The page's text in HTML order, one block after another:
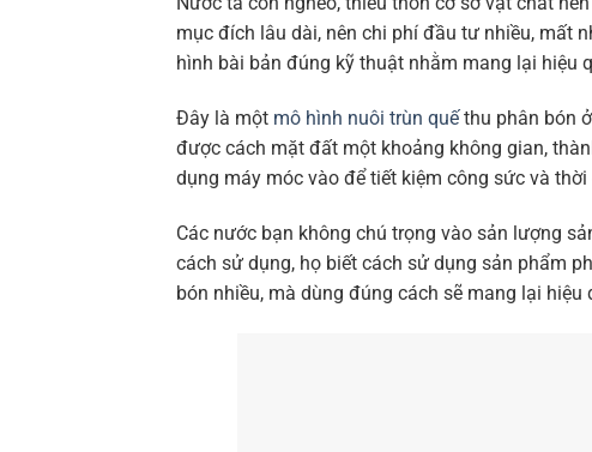
mục đích lâu dài, nên chi phí đầu tư nhiều, mất
hình bài bản đúng kỹ thuật nhằm mang lại hiệu
Đây là một mô hình nuôi trùn quếthu phân bón
được cách mặt đất một khoảng không gian,
dụng máy móc vào để tiết kiệm công sức và
Các nước bạn không chú trọng vào sản lượng
cách sử dụng, họ biết cách sử dụng sản phẩm
bón nhiều, mà dùng đúng cách sẽ mang lại hiệu